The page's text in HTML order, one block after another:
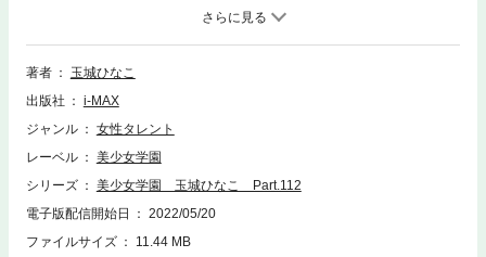
を感じる美しい顔立ち、無防備な笑顔と健康的な水着姿♡可愛くて美し
い。今しか出せない玉城ひなこちゃんの貴重な瞬間を全て切り取る美麗写
真集、必見です！玉城ひなこ「美少女学園」シリーズ第112弾出演：玉城
ひなこ収録ページ：128ページ収録衣装：ピンクビキニ・光沢グリーン競
著者
玉城ひなこ
出版社
i-MAX
ジャンル
女性タレント
レーベル
美少女学園
シリーズ
美少女学園 玉城ひなこ Part.112
電子版配信開始日
2022/05/20
ファイルサイズ
11.44 MB